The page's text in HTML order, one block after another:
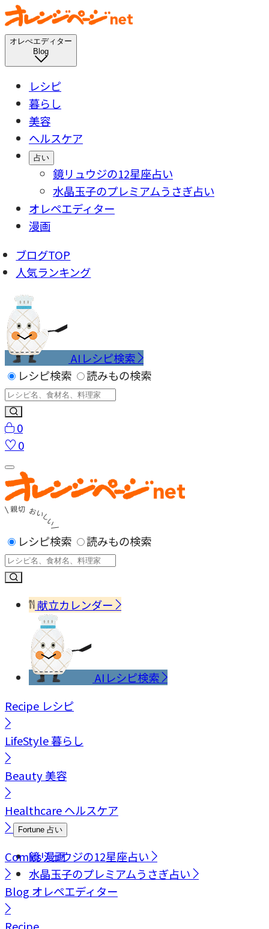
オレぺエディター
Blog
レシピ
暮らし
美容
ヘルスケア
占い
鏡リュウジの12星座占い
水晶玉子のプレミアムうさぎ占い
オレペエディター
漫画
ブログTOP
人気ランキング
AIレシピ検索
レシピ検索
読みもの検索
0
0
レシピ検索 読みもの検索
献立カレンダー
AIレシピ検索
Recipe レシピ
LifeStyle暮らし
Beauty美容
Healthcareヘルスケア
Fortune 占い
鏡リュウジの12星座占い
水晶玉子のプレミアムうさぎ占い
Comics漫画
Blog オレペエディター